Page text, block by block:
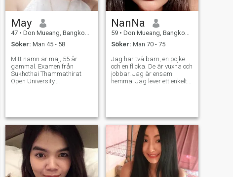
May
47 • Don Mueang, Bangkok, Thailand
Söker: Man 45 - 58
Mitt namn är maj, 55 år
gammal. Examen från
Sukhothai Thammathirat
Open University.
privat företag i Bangkok som
sekreterare. Kom in i appen.
Det är länge sedan. Men jag
har ännu inte träffat en bra
och uppriktig man. Jag vill
inte träffa dåliga människor
och dåliga vanor. Jag vill
bara ta hand om varandra
NanNa
59 • Don Mueang, Bangkok, Thailand
Söker: Man 70 - 75
Jag har två barn, en pojke
och en flicka. De är vuxna och
jobbar. Jag är ensam
hemma. Jag lever ett enkelt